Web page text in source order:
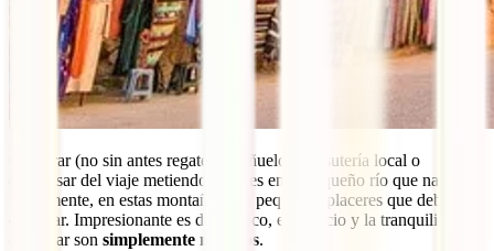
Comprar (no sin antes regatear) pañuelos o bisutería local o
descansar del viaje metiendo los pies en el pequeño río que nace,
literalmente, en estas montañas son pequeños placeres que deberías
disfrutar. Impresionante es decir poco, el silencio y la tranquilidad
del lugar son simplemente mágicos.